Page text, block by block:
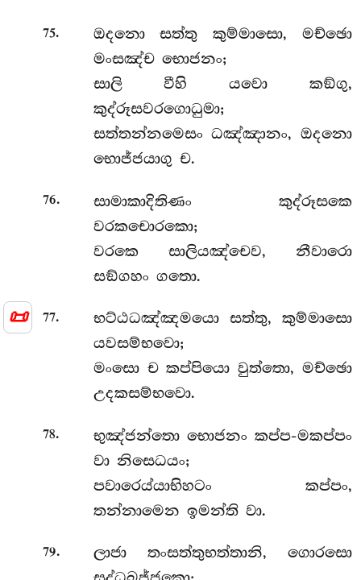
📜
75. ඔදනොසත්තු කුම්මාසො, මච්ඡො
මංසඤ්ච භොජනං;
සාලි වීහි යවො කඞ්ගු,
කුද්රූසවරගොධුමා;
සත්තන්නමෙසං ධඤ්ඤානං, ඔදනො
භොජ්ජයාගු ච.
76.
සාමාකාදිතිණං කුද්රූසකෙ
වරකචොරකො;
වරකෙ සාලියඤ්චෙව, නීවාරො
සඞ්ගහං ගතො.
77.
භට්ඨධඤ්ඤමයො සත්තු, කුම්මාසො
යවසම්භවො;
මංසො ච කප්පියො වුත්තො, මච්ඡො
උදකසම්භවො.
78. භුඤ්ජන්තො භොජනං කප්ප-මකප්පං
වා නිසෙධයං;
පවාරෙය්යාභිහටං කප්පං,
තන්නාමෙන ඉමන්ති වා.
79.
ලාජා තංසත්තුභත්තානි, ගොරසො